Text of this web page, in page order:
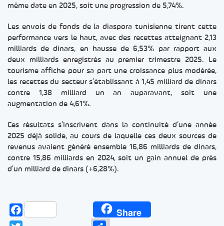
même date en 2025, soit une progression de 5,74%.
Les envois de fonds de la diaspora tunisienne tirent cette
performance vers le haut, avec des recettes atteignant 2,13
milliards de dinars, en hausse de 6,53% par rapport aux
deux milliards enregistrés au premier trimestre 2025. Le
tourisme affiche pour sa part une croissance plus modérée,
les recettes du secteur s’établissant à 1,45 milliard de dinars
contre 1,38 milliard un an auparavant, soit une
augmentation de 4,61%.
Ces résultats s’inscrivent dans la continuité d’une année
2025 déjà solide, au cours de laquelle ces deux sources de
revenus avaient généré ensemble 16,86 milliards de dinars,
contre 15,86 milliards en 2024, soit un gain annuel de près
d’un milliard de dinars (+6,28%).
Facebook Share